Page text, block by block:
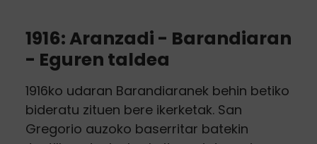
1916: Aranzadi - Barandiaran
- Eguren taldea
1916ko udaran Barandiaranek behin betiko
bideratu zituen bere ikerketak. San
Gregorio auzoko baserritar batekin